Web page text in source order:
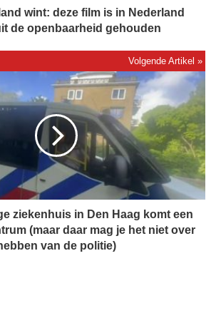
wint: deze film is in Nederland
de openbaarheid gehouden
ziekenhuis in Den Haag komt een
(maar daar mag je het niet over
van de politie)